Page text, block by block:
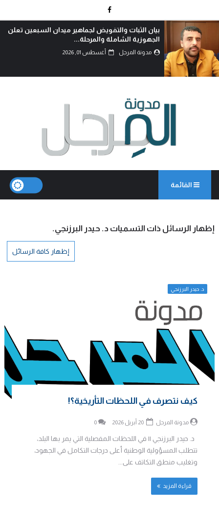
بيان الثبات والتفويض لجماهير ميدان السبعين تعلن
الجهوزية الشاملة والمرحلة...
مدونة المرجل أغسطس 01, 2026
القائمة
‏إظهار الرسائل ذات التسميات د. حيدر البرزنجي.
إظهار كافة الرسائل
د. حيدر البرزنجي
كيف نتصرف في اللحظات التأريخية؟!
مدونة المرجل 0
د. حيدر البرزنجي || ‏في اللحظات المفصلية التي يمر بها البلد،
تتطلب المسؤولية الوطنية أعلى درجات التكامل في الجهود،
وتغليب منطق التكاتف على...
قراءة المزيد